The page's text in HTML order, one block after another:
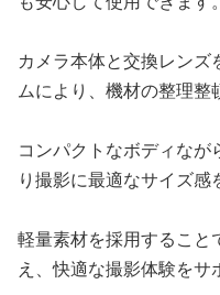
カメラ本体と交換レン
ムにより、機材の整理整
コンパクトなボディな
り撮影に最適なサイズ感
軽量素材を採用すること
え、快適な撮影体験をサ